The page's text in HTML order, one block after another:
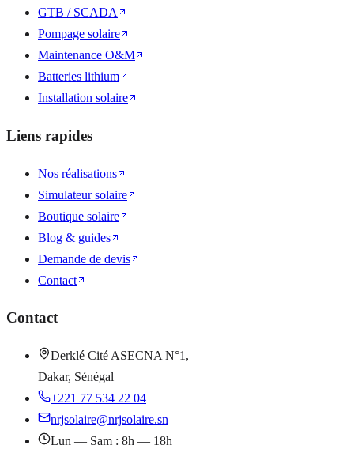
GTB / SCADA
Pompage solaire
Maintenance O&M
Batteries lithium
Installation solaire
Liens rapides
Nos réalisations
Simulateur solaire
Boutique solaire
Blog & guides
Demande de devis
Contact
Contact
Derklé Cité ASECNA N°1,
Dakar, Sénégal
+221 77 534 22 04
nrjsolaire@nrjsolaire.sn
Lun — Sam : 8h — 18h